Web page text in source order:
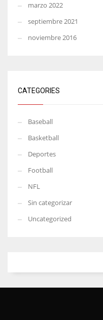
marzo 2022
septiembre 2021
noviembre 2016
CATEGORIES
Baseball
Basketball
Deportes
Football
NFL
Sin categorizar
Uncategorized